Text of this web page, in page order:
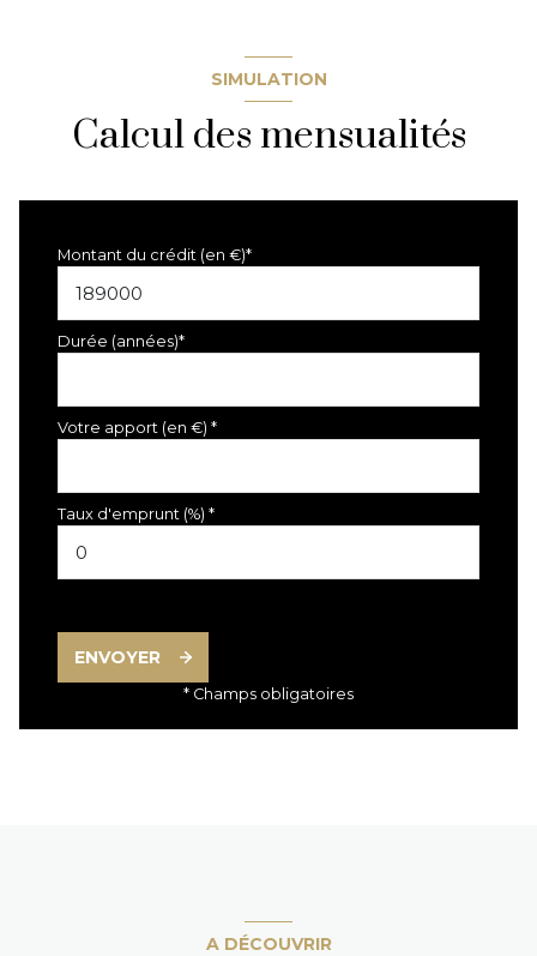
SIMULATION
Calcul des mensualités
Montant du crédit (en €)*
Durée (années)*
Votre apport (en €) *
Taux d'emprunt (%) *
ENVOYER
* Champs obligatoires
A DÉCOUVRIR